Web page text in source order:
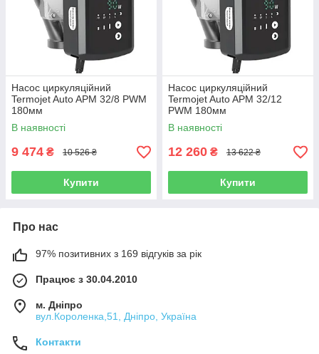
Насос циркуляційний
Termojet Auto APM 32/8 PWM
180мм
В наявності
9 474 ₴ 10 526 ₴
Купити
Насос циркуляційний
Termojet Auto APM 32/12
PWM 180мм
В наявності
12 260 ₴ 13 622 ₴
Купити
Про нас
97% позитивних з 169 відгуків за рік
Працює з 30.04.2010
м. Дніпро
вул.Короленка,51, Дніпро, Україна
Контакти